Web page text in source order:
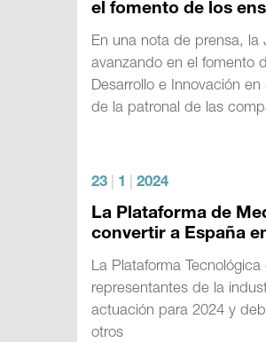
el fomento de los
En una nota de prensa,
avanzando en el fomento
Desarrollo e Innovación
de la patronal de las
23 1 2024
La Plataforma de
convertir a España
La Plataforma
representantes de la
actuación para 2024 y
otros